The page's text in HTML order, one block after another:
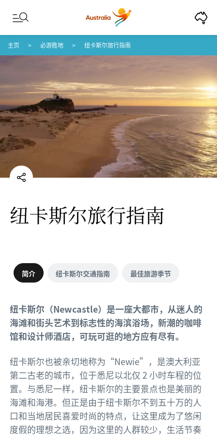
Skip to content
Skip to footer navigation
主页 必游胜地 纽卡斯尔旅行指南
纽卡斯尔旅行指南
简介 纽卡斯尔交通指南 最佳旅游季节
纽卡斯尔（Newcastle）是一座大都市，从迷人的
海滩和街头艺术到标志性的海滨浴场，新潮的咖啡
馆和设计师酒店，可玩可逛的地方应有尽有。
纽卡斯尔也被亲切地称为“Newie”，是澳大利亚
第二古老的城市，位于悉尼以北仅 2 小时车程的位
置。与悉尼一样，纽卡斯尔的主要景点也是美丽的
海滩和海港。但正是由于纽卡斯尔不到五十万的人
口和当地居民喜爱时尚的特点，让这里成为了悠闲
度假的理想之选，因为这里的人群较少，生活节奏